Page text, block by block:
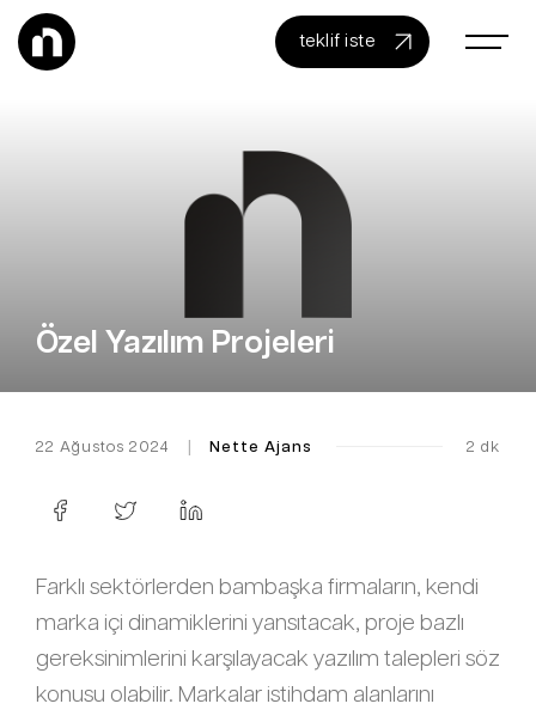
teklif iste
Özel Yazılım Projeleri
22 Ağustos 2024 Nette Ajans 2 dk
Farklı sektörlerden bambaşka firmaların, kendi
marka içi dinamiklerini yansıtacak, proje bazlı
gereksinimlerini karşılayacak yazılım talepleri söz
konusu olabilir. Markalar istihdam alanlarını